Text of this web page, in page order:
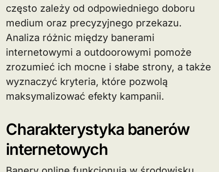
często zależy od odpowiedniego doboru
medium oraz precyzyjnego przekazu.
Analiza różnic między banerami
internetowymi a outdoorowymi pomoże
zrozumieć ich mocne i słabe strony, a także
wyznaczyć kryteria, które pozwolą
maksymalizować efekty kampanii.
Charakterystyka banerów
internetowych